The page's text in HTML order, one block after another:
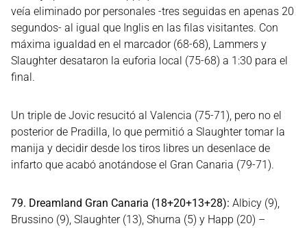
veía eliminado por personales -tres seguidas en apenas 20
segundos- al igual que Inglis en las filas visitantes. Con
máxima igualdad en el marcador (68-68), Lammers y
Slaughter desataron la euforia local (75-68) a 1:30 para el
final.
Un triple de Jovic resucitó al Valencia (75-71), pero no el
posterior de Pradilla, lo que permitió a Slaughter tomar la
manija y decidir desde los tiros libres un desenlace de
infarto que acabó anotándose el Gran Canaria (79-71).
79. Dreamland Gran Canaria (18+20+13+28): Albicy (9),
Brussino (9), Slaughter (13), Shurna (5) y Happ (20) –